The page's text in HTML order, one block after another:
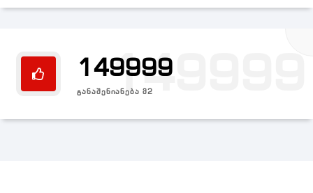
149999
ᲒᲐᲜᲐᲨᲔᲜᲘᲐᲜᲔᲑᲐ Მ2
149999